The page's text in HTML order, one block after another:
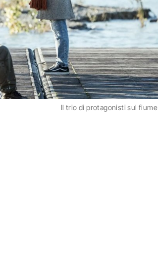
Il trio di protagonisti sul fiume